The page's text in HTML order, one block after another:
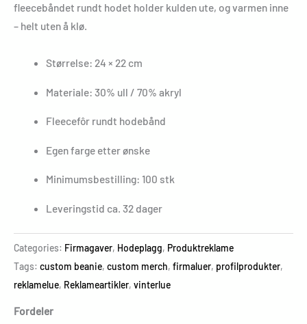
fleecebåndet rundt hodet holder kulden ute, og varmen inne
– helt uten å klø.
Størrelse: 24 × 22 cm
Materiale: 30% ull / 70% akryl
Fleecefôr rundt hodebånd
Egen farge etter ønske
Minimumsbestilling: 100 stk
Leveringstid ca. 32 dager
Categories: Firmagaver, Hodeplagg, Produktreklame
Tags: custom beanie, custom merch, firmaluer, profilprodukter,
reklame­lue, Reklameartikler, vinterlue
Fordeler